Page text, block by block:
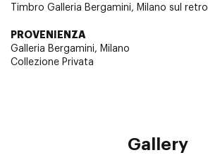
Timbro Galleria Bergamini, Milano sul retro
PROVENIENZA
Galleria Bergamini, Milano
Collezione Privata
Gallery